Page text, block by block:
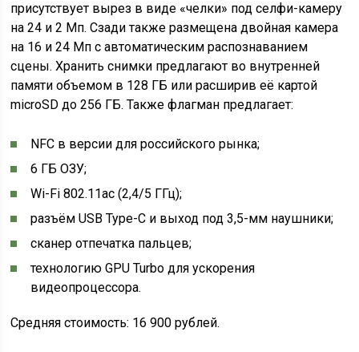
присутствует вырез в виде «челки» под селфи-камеру
на 24 и 2 Мп. Сзади также размещена двойная камера
на 16 и 24 Мп с автоматическим распознаванием
сцены. Хранить снимки предлагают во внутренней
памяти объемом в 128 ГБ или расширив её картой
microSD до 256 ГБ. Также флагман предлагает:
NFC в версии для российского рынка;
6 ГБ ОЗУ;
Wi-Fi 802.11ac (2,4/5 ГГц);
разъём USB Type-C и выход под 3,5-мм наушники;
сканер отпечатка пальцев;
технологию GPU Turbo для ускорения
видеопроцессора.
Средняя стоимость: 16 900 рублей.